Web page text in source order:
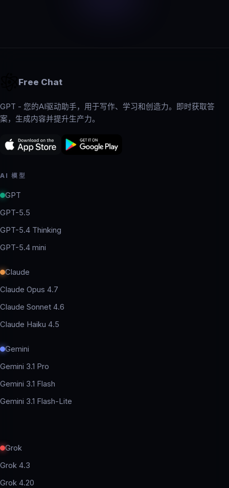
Free Chat
GPT - 您的AI驱动助手，用于写作、学习和创造力。即时获取答
案，生成内容并提升生产力。
AI 模型
GPT
GPT-5.5
GPT-5.4 Thinking
GPT-5.4 mini
Claude
Claude Opus 4.7
Claude Sonnet 4.6
Claude Haiku 4.5
Gemini
Gemini 3.1 Pro
Gemini 3.1 Flash
Gemini 3.1 Flash-Lite
Grok
Grok 4.3
Grok 4.20